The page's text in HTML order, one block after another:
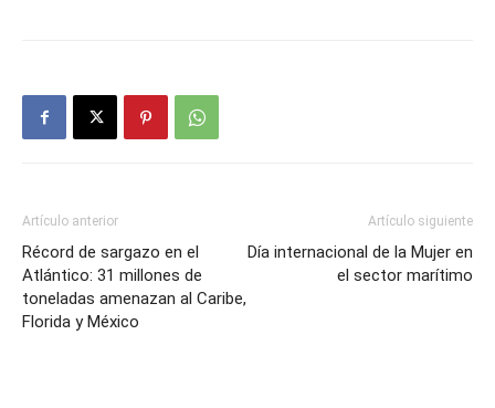
Artículo anterior
Récord de sargazo en el
Atlántico: 31 millones de
toneladas amenazan al Caribe,
Florida y México
Artículo siguiente
Día internacional de la Mujer en
el sector marítimo